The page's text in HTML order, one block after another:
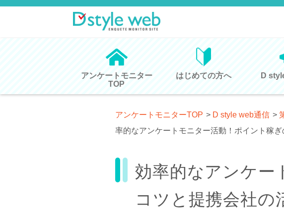
アンケートモニター
TOP
はじめての方へ D
アンケートモニターTOP > D style web通信 >
率的なアンケートモニター活動！ポイント稼
効率的なアンケー
コツと提携会社の